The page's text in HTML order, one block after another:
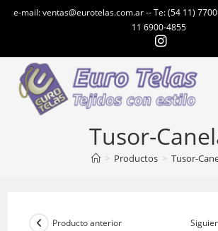
e-mail: ventas@eurotelas.com.ar -- Te: (54 11)
11 6900-4855
Tusor-
> Productos > Tusor-
Producto anterior